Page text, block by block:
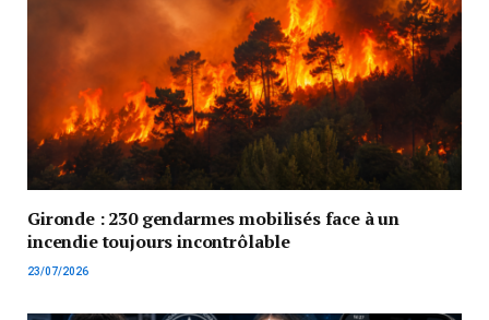
Gironde : 230 gendarmes mobilisés face à un
incendie toujours incontrôlable
23/07/2026